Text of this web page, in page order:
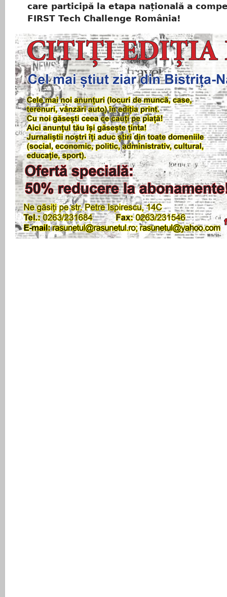
care participă la etapa națională a
FIRST Tech Challenge România!